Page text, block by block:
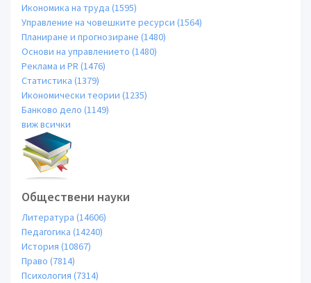
Икономика на труда (1595)
Управление на човешките ресурси (1564)
Планиране и прогнозиране (1480)
Основи на управлението (1480)
Реклама и PR (1476)
Статистика (1379)
Икономически теории (1235)
Банково дело (1149)
виж всички
Обществени науки
Литература (14606)
Педагогика (14240)
История (10867)
Право (7814)
Психология (7314)